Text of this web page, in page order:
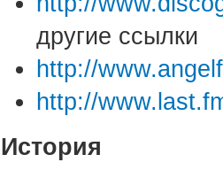
другие ссылки
http://
http://
История